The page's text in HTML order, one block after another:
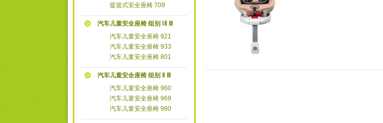
提篮式安全座椅 709
汽车儿童安全座椅 组别 ⅠⅡ Ⅲ
汽车儿童安全座椅 921
汽车儿童安全座椅 933
汽车儿童安全座椅 801
汽车儿童安全座椅 组别 Ⅱ Ⅲ
汽车儿童安全座椅 960
汽车儿童安全座椅 969
汽车儿童安全座椅 980